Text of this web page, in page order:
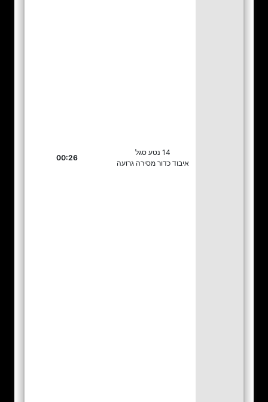
14 נטע סגל
איבוד כדור מסירה גרועה
00:26